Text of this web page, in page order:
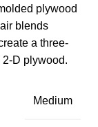
plywood
blends
a three-
D plywood.
Medium